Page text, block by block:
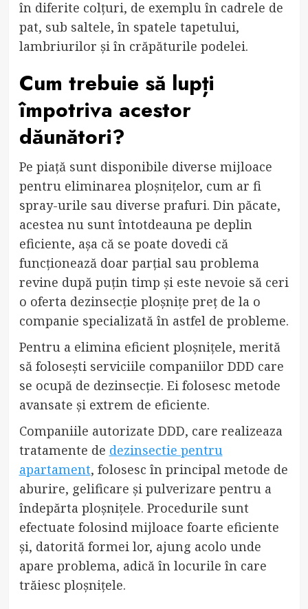
în diferite colțuri, de exemplu în cadrele de
pat, sub saltele, în spatele tapetului,
lambriurilor și în crăpăturile podelei.
Cum trebuie să lupți
împotriva acestor
dăunători?
Pe piață sunt disponibile diverse mijloace
pentru eliminarea ploșnițelor, cum ar fi
spray-urile sau diverse prafuri. Din păcate,
acestea nu sunt întotdeauna pe deplin
eficiente, așa că se poate dovedi că
funcționează doar parțial sau problema
revine după puțin timp și este nevoie să ceri
o oferta dezinsecție ploșnițe preț de la o
companie specializată în astfel de probleme.
Pentru a elimina eficient ploșnițele, merită
să folosești serviciile companiilor DDD care
se ocupă de dezinsecție. Ei folosesc metode
avansate și extrem de eficiente.
Companiile autorizate DDD, care realizeaza
tratamente de dezinsectie pentru
apartament, folosesc în principal metode de
aburire, gelificare și pulverizare pentru a
îndepărta ploșnițele. Procedurile sunt
efectuate folosind mijloace foarte eficiente
și, datorită formei lor, ajung acolo unde
apare problema, adică în locurile în care
trăiesc ploșnițele.